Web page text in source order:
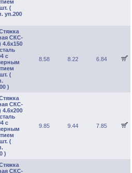
(
уп.200
СКС-
4.6х150
с
(
)
8.58 8.22 6.84
СКС-
4.6х200
с
(
)
9.85 9.44 7.85
СКС-